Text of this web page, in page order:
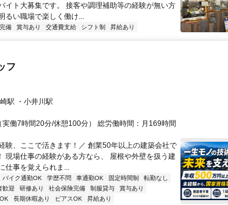
イト大募集です。 接客や調理補助等の経験が無い方
るい職場で楽しく働け...
備 賞与あり 交通費支給 シフト制 昇給あり
フ
駅 ・小井川駅
実働7時間20分/休憩100分） 総労働時間：月169時間
験、ここで活きます！／ 創業50年以上の建築会社で
現場仕事の経験がある方なら、 屋根や外壁を扱う建
仕事を覚えられま...
バイク通勤OK 学歴不問 車通勤OK 固定時間制
転勤なし
歓迎 研修あり 社会保険完備 制服貸与
賞与あり
長期休暇あり ピアスOK 昇給あり